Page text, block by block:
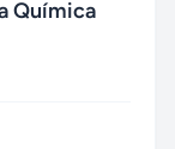
Química